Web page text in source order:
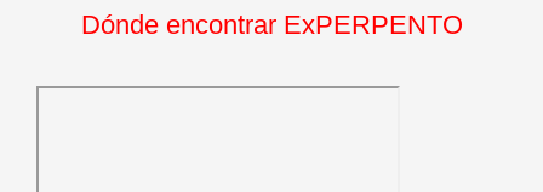
Dónde encontrar ExPERPENTO